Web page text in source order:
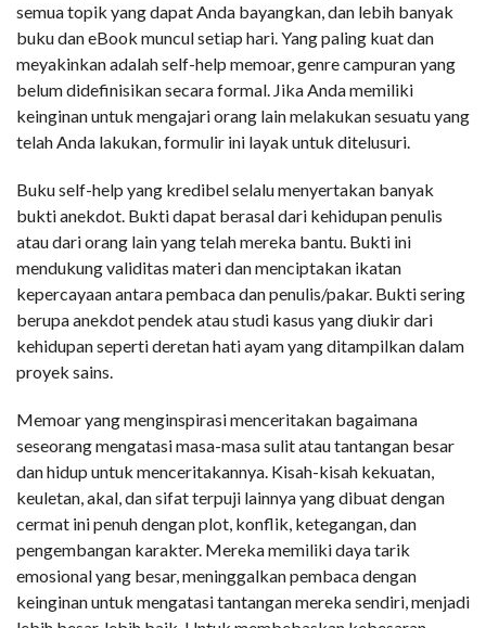
semua topik yang dapat Anda bayangkan, dan lebih banyak
buku dan eBook muncul setiap hari. Yang paling kuat dan
meyakinkan adalah self-help memoar, genre campuran yang
belum didefinisikan secara formal. Jika Anda memiliki
keinginan untuk mengajari orang lain melakukan sesuatu yang
telah Anda lakukan, formulir ini layak untuk ditelusuri.
Buku self-help yang kredibel selalu menyertakan banyak
bukti anekdot. Bukti dapat berasal dari kehidupan penulis
atau dari orang lain yang telah mereka bantu. Bukti ini
mendukung validitas materi dan menciptakan ikatan
kepercayaan antara pembaca dan penulis/pakar. Bukti sering
berupa anekdot pendek atau studi kasus yang diukir dari
kehidupan seperti deretan hati ayam yang ditampilkan dalam
proyek sains.
Memoar yang menginspirasi menceritakan bagaimana
seseorang mengatasi masa-masa sulit atau tantangan besar
dan hidup untuk menceritakannya. Kisah-kisah kekuatan,
keuletan, akal, dan sifat terpuji lainnya yang dibuat dengan
cermat ini penuh dengan plot, konflik, ketegangan, dan
pengembangan karakter. Mereka memiliki daya tarik
emosional yang besar, meninggalkan pembaca dengan
keinginan untuk mengatasi tantangan mereka sendiri, menjadi